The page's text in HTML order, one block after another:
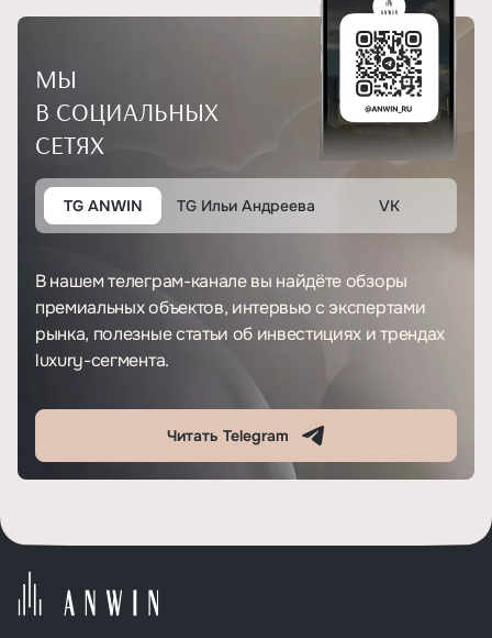
МЫ
В СОЦИАЛЬНЫХ
СЕТЯХ
TG ANWIN TG Ильи Андреева VK
В нашем телеграм-канале вы найдёте обзоры
премиальных объектов, интервью с экспертами
рынка, полезные статьи об инвестициях и трендах
luxury-сегмента.
Читать Telegram